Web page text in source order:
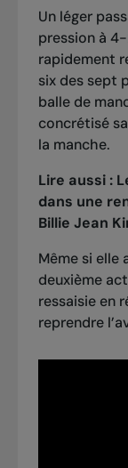
Un léger
pression à
rapidement
six des sept
balle de
concrétisé
la manche.
Lire aussi :
dans une
Billie Jean
Même si elle
deuxième
ressaisie en
reprendre